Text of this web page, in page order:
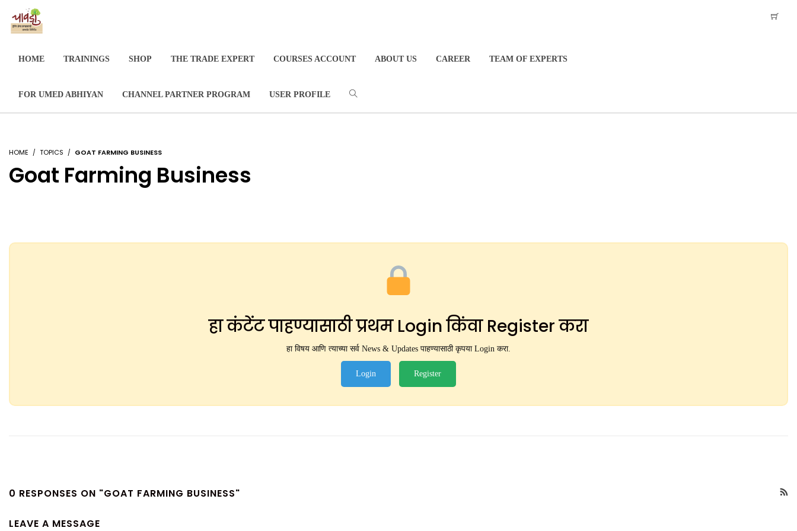
HOME TRAININGS SHOP THE TRADE EXPERT COURSES ACCOUNT ABOUT US CAREER TEAM OF EXPERTS
FOR UMED ABHIYAN CHANNEL PARTNER PROGRAM USER PROFILE
HOME TOPICS GOAT FARMING BUSINESS
Goat Farming Business
हा कंटेंट पाहण्यासाठी प्रथम Login किंवा Register करा
हा विषय आणि त्याच्या सर्व News & Updates पाहण्यासाठी कृपया Login करा.
Login Register
0 RESPONSES ON "GOAT FARMING BUSINESS"
LEAVE A MESSAGE